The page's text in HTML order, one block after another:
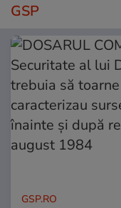
GSP
GSP.RO